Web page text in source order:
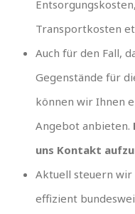
Transportkosten
Auch für den Fall,
Gegenstände für
können wir Ihnen
Angebot anbieten.
uns Kontakt
Aktuell steuern wir
effizient